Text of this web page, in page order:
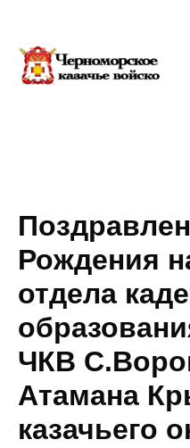
Рождения
отдела
ЧКВ
Атамана
казачьего